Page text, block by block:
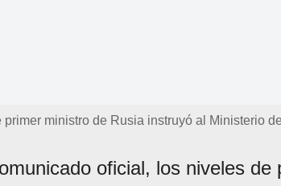
primer ministro de Rusia instruyó al Ministerio
oficial, los niveles